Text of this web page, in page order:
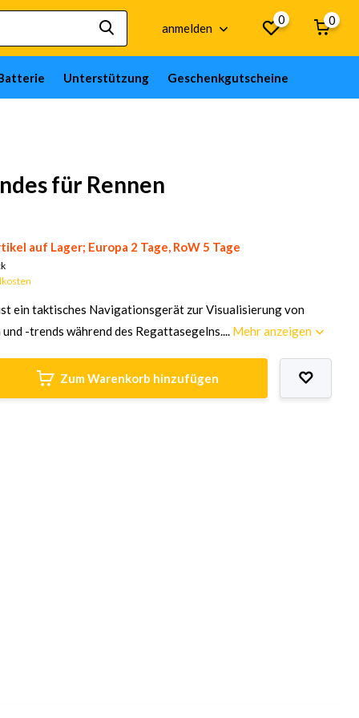
anmelden
0 0
Unterstützung Geschenkgutscheine
für Rennen
auf Lager; Europa 2 Tage, RoW 5 Tage
ein taktisches Navigationsgerät zur Visualisierung von
-trends während des Regattasegelns.... Mehr anzeigen
Zum Warenkorb hinzufügen